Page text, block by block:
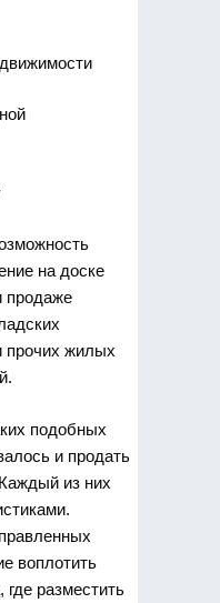
на доске
продаже
прочих жилых
подобных
и продать
из них
воплотить
разместить